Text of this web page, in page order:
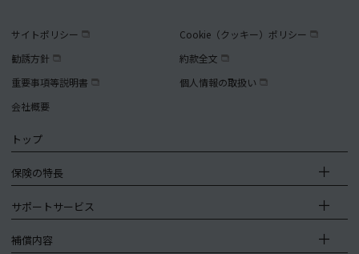
サイトポリシー
Cookie（クッキー）ポリシー
勧誘方針
約款全文
重要事項等説明書
個人情報の取扱い
会社概要
トップ
保険の特長
サポートサービス
補償内容